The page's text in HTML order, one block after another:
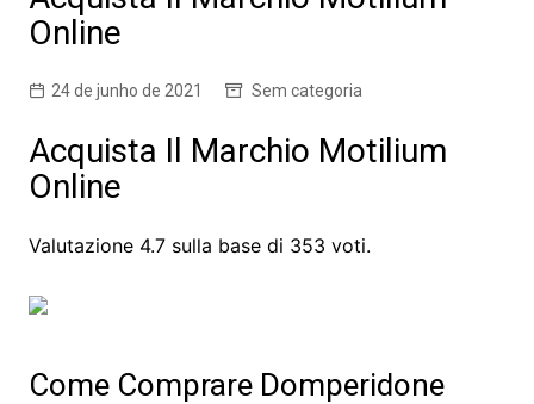
Online
24 de junho de 2021 Sem categoria
Acquista Il Marchio Motilium
Online
Valutazione 4.7sulla base di 353 voti.
Come Comprare Domperidone